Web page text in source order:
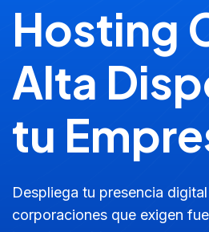
Hosting
Alta
tu
Despliega tu presencia
corporaciones que exigen